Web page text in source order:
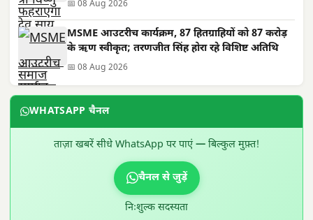
📅 08 Aug 2026
MSME आउटरीच कार्यक्रम, 87 हितग्राहियों को 87 करोड़
के ऋण स्वीकृत; तरणजीत सिंह होरा रहे विशिष्ट अतिथि
📅 08 Aug 2026
WHATSAPP चैनल
ताज़ा खबरें सीधे WhatsApp पर पाएं — बिल्कुल मुफ़्त!
चैनल से जुड़ें
निःशुल्क सदस्यता